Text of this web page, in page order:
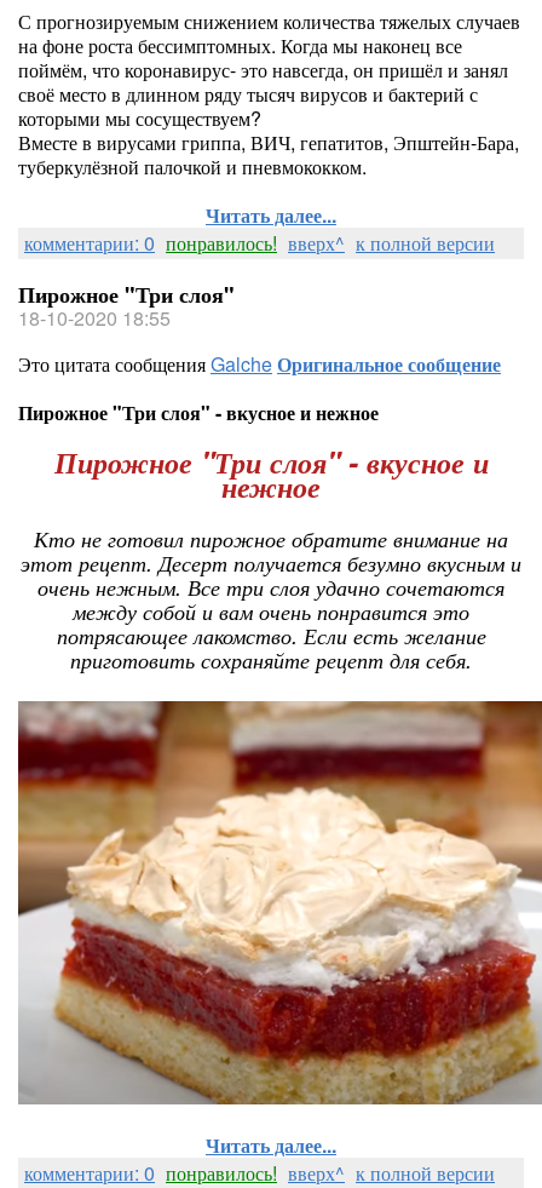
С прогнозируемым снижением количества тяжелых случаев
на фоне роста бессимптомных. Когда мы наконец все
поймём, что коронавирус- это навсегда, он пришёл и занял
своё место в длинном ряду тысяч вирусов и бактерий с
которыми мы сосуществуем?
Вместе в вирусами гриппа, ВИЧ, гепатитов, Эпштейн-Бара,
туберкулёзной палочкой и пневмококком.
Читать далее...
комментарии: 0 понравилось! вверх^ к полной версии
Пирожное "Три слоя"
18-10-2020 18:55
Это цитата сообщенияGalcheОригинальное сообщение
Пирожное "Три слоя" - вкусное и нежное
Пирожное "Три слоя" - вкусное и
нежное
Кто не готовил пирожное обратите внимание на
этот рецепт. Десерт получается безумно вкусным и
очень нежным. Все три слоя удачно сочетаются
между собой и вам очень понравится это
потрясающее лакомство. Если есть желание
приготовить сохраняйте рецепт для себя.
Читать далее...
комментарии: 0 понравилось! вверх^ к полной версии